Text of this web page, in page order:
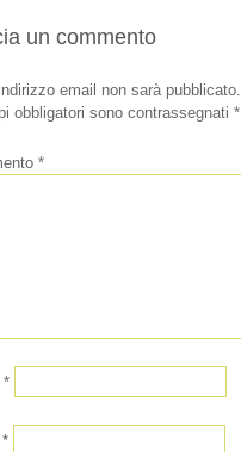
un commento
indirizzo email non sarà pubblicato.
obbligatori sono contrassegnati *
*
*
*